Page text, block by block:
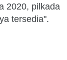
2020, pilkada
tersedia".